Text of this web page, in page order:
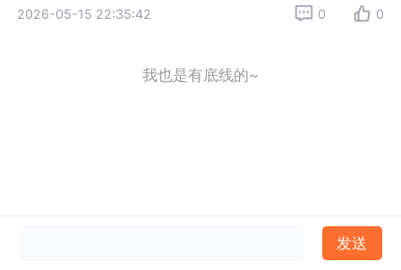
2026-05-15 22:35:42 0 0
我也是有底线的~
发送